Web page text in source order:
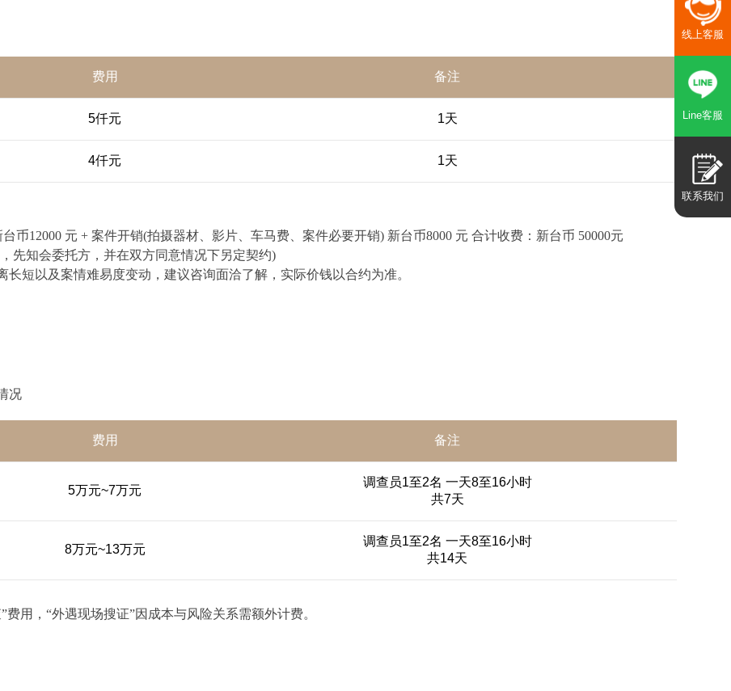
费用 备注
5仟元 1天
4仟元 1天
币12000 元 + 案件开销(拍摄器材、影片、车马费、案件必要开销) 新台币8000 元 合计收费：新台币 50000元
先知会委托方，并在双方同意情况下另定契约)
短以及案情难易度变动，建议咨询面洽了解，实际价钱以合约为准。
况
费用 备注
5万元~7万元
调查员1至2名 一天8至16小时
共7天
8万元~13万元
调查员1至2名 一天8至16小时
共14天
用，“外遇现场搜证”因成本与风险关系需额外计费。
线上客服
Line客服
联系我们